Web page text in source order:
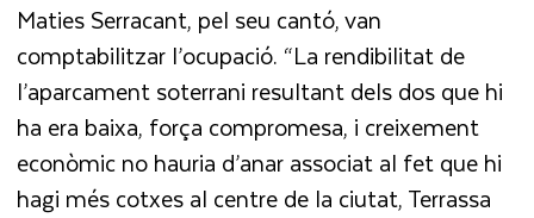
Maties Serracant, pel seu cantó, van
comptabilitzar l’ocupació. “La rendibilitat de
l’aparcament soterrani resultant dels dos que hi
ha era baixa, força compromesa, i creixement
econòmic no hauria d’anar associat al fet que hi
hagi més cotxes al centre de la ciutat, Terrassa